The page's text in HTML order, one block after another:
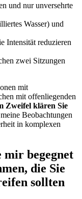
und nur unversehrte⁤
Wasser) und
Intensität reduzieren
zwei ‍Sitzungen
mit
mit offenliegenden‍
Zweifel klären Sie
Beobachtungen
in ⁢komplexen
mir begegnet
die Sie
sollten